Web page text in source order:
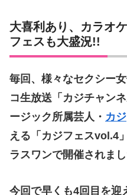
大喜利あり、カラオ
フェスも大盛況!!
毎回、様々なセクシー
コ生放送「カジチャン
ージック所属芸人・ カジ
える「カジフェスvol.4
ラスワンで開催されま
今回で早くも4回目を迎